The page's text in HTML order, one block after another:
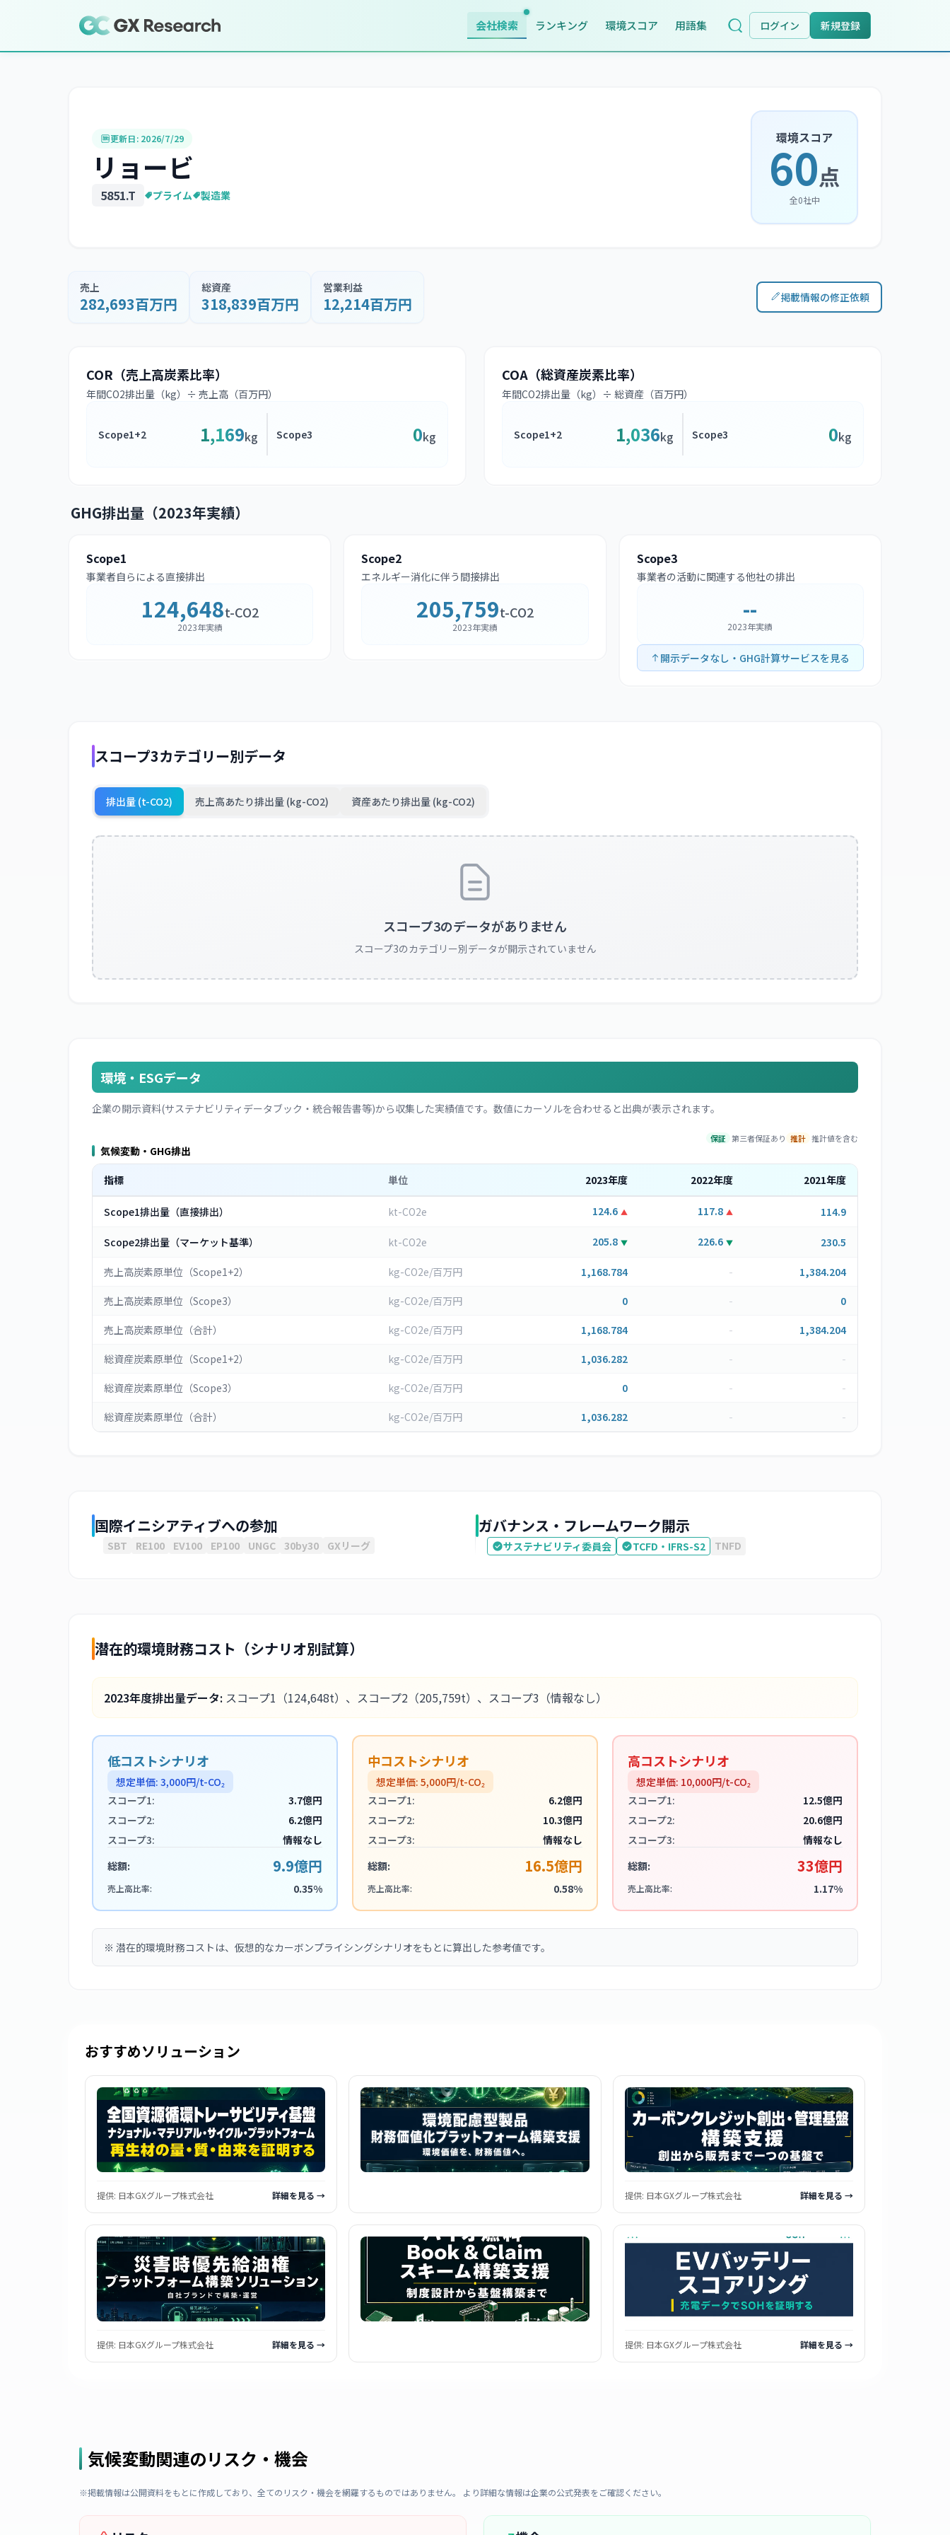
会社検索 ランキング 環境スコア 用語集 ログイン 新規登録
更新日: 2026/7/29
リョービ
5851.T プライム 製造業
環境スコア
60点
全0社中
売上
282,693百万円
総資産
318,839百万円
営業利益
12,214百万円 掲載情報の修正依頼
COR（売上高炭素比率）
年間CO2排出量（kg）÷ 売上高（百万円）
Scope1+2 1,169kg Scope3 0kg
COA（総資産炭素比率）
年間CO2排出量（kg）÷ 総資産（百万円）
Scope1+2 1,036kg Scope3 0kg
GHG排出量（2023年実績）
Scope1
事業者自らによる直接排出
124,648t-CO2
2023年実績
Scope2
エネルギー消化に伴う間接排出
205,759t-CO2
2023年実績
Scope3
事業者の活動に関連する他社の排出
--
2023年実績
開示データなし・GHG計算サービスを見る
スコープ3カテゴリー別データ
排出量 (t-CO2) 売上高あたり排出量 (kg-CO2) 資産あたり排出量 (kg-CO2)
スコープ3のデータがありません
スコープ3のカテゴリー別データが開示されていません
環境・ESGデータ
企業の開示資料(サステナビリティデータブック・統合報告書等)から収集した実績値です。数値にカーソルを合わせると出典が表示されます。
保証 第三者保証あり 推計 推計値を含む
気候変動・GHG排出
指標 単位 2023年度 2022年度 2021年度
Scope1排出量（直接排出） kt-CO2e 124.6 ▲ 117.8 ▲ 114.9
Scope2排出量（マーケット基準） kt-CO2e 205.8 ▼ 226.6 ▼ 230.5
売上高炭素原単位（Scope1+2） kg-CO2e/百万円 1,168.784 - 1,384.204
売上高炭素原単位（Scope3） kg-CO2e/百万円 0 - 0
売上高炭素原単位（合計） kg-CO2e/百万円 1,168.784 - 1,384.204
総資産炭素原単位（Scope1+2） kg-CO2e/百万円 1,036.282 - -
総資産炭素原単位（Scope3） kg-CO2e/百万円 0 - -
総資産炭素原単位（合計） kg-CO2e/百万円 1,036.282 - -
国際イニシアティブへの参加
SBT RE100 EV100 EP100 UNGC 30by30 GXリーグ
ガバナンス・フレームワーク開示
サステナビリティ委員会 TCFD・IFRS-S2 TNFD
潜在的環境財務コスト（シナリオ別試算）
2023年度排出量データ: スコープ1 （124,648t） 、スコープ2 （205,759t） 、スコープ3 （情報なし）
低コストシナリオ
想定単価: 3,000円/t-CO₂
スコープ1:
3.7億円
スコープ2:
6.2億円
スコープ3:
情報なし
総額:
9.9億円
売上高比率: 0.35%
中コストシナリオ
想定単価: 5,000円/t-CO₂
スコープ1:
6.2億円
スコープ2:
10.3億円
スコープ3:
情報なし
総額:
16.5億円
売上高比率: 0.58%
高コストシナリオ
想定単価: 10,000円/t-CO₂
スコープ1:
12.5億円
スコープ2:
20.6億円
スコープ3:
情報なし
総額:
33億円
売上高比率: 1.17%
※ 潜在的環境財務コストは、仮想的なカーボンプライシングシナリオをもとに算出した参考値です。
おすすめソリューション
提供: 日本GXグループ株式会社 詳細を見る → 提供: 日本GXグループ株式会社 詳細を見る →
提供: 日本GXグループ株式会社 詳細を見る → 提供: 日本GXグループ株式会社 詳細を見る →
気候変動関連のリスク・機会
※掲載情報は公開資料をもとに作成しており、全てのリスク・機会を網羅するものではありません。 より詳細な情報は企業の公式発表をご確認ください。